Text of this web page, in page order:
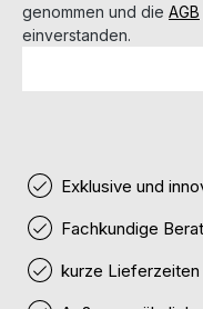
genommen und die AGB
einverstanden.
Exklusive und
Fachkundige
kurze Lieferzeiten